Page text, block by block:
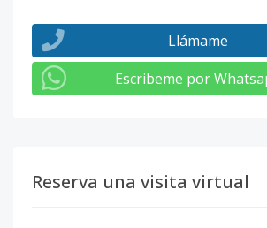
Llámame
Escribeme por
Reserva una visita virtual